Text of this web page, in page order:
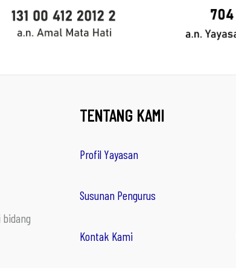
TENTANG KAMI
Profil Yayasan
Susunan Pengurus
Kontak Kami